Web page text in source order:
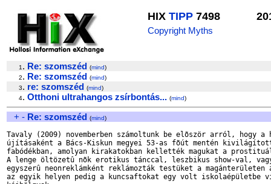
HIX TIPP 7498
Copyright Myths
1 . Re: szomszéd (mind)
2. Re: szomszéd (mind)
3. re: szomszéd (mind)
4. Otthoni ultrahangos zsírbontás... (mind)
+ - Re: szomszéd (mind)
Tavaly (2009) novemberben számoltunk be elõször arról, hogy
újításaként a Bács-Kiskun megyei 53-as fõút mentén
fabódékban, amolyan kirakatokban kellették magukat a
A lenge öltözetû nõk erotikus tánccal, leszbikus show-val,
egyszerû neonreklámként reklámozták testüket a magánterületen
az egyik helyen pedig a kuncsaftokat egy volt iskolaépületbe